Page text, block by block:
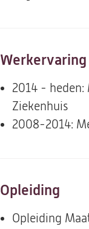
Werkervaring
2014 -
Ziekenhuis
2008-2014:
Opleiding
Opleiding